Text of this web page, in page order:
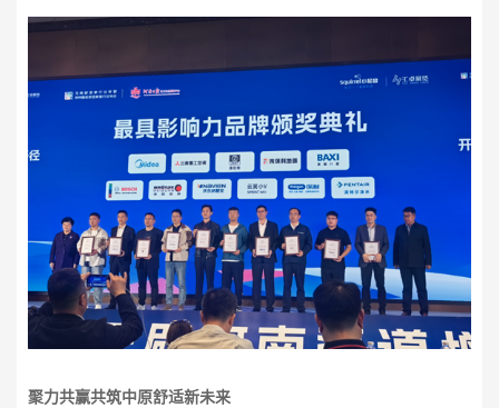
聚力共赢共筑中原舒适新未来